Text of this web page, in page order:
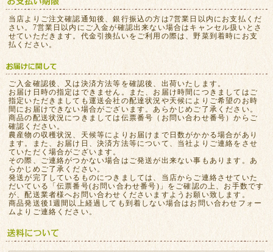
当店よりご注文確認通知後、銀行振込の方は7営業日以内にお支払くだ
さい。7営業日以内にご入金が確認出来ない場合はキャンセル扱いとさ
せていただきます。代金引換払いをご利用の際は、野菜到着時にお支
払ください。
ご入金確認後、又は決済方法等を確認後、出荷いたします。
お届け日時の指定はできません。また、お届け時間につきましてはご
指定いただきましても運送会社の配達状況や天候によりご希望のお時
間にお届けできない場合がございます。あらかじめご了承ください。
商品の配送状況につきましては伝票番号（お問い合わせ番号）からご
確認ください。
農産物の収穫状況、天候等によりお届けまで日数がかかる場合があり
ます。また、お届け日、決済方法等について、当社よりご連絡をさせ
ていただく場合がございます。
その際、ご連絡がつかない場合はご発送が出来ない事もあります。あ
らかじめご了承ください。
発送が完了しているものにつきましては、当店からご連絡させていた
だいている「伝票番号(お問い合わせ番号)」をご確認の上、お手数です
が、配送業者様へお問い合わせくださいますようお願い致します。
商品発送後1週間以上経過しても到着しない場合はお問い合わせフォー
ムよりご連絡ください。